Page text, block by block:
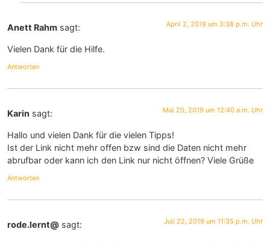
Anett Rahm sagt: April 2, 2019 um 3:38 p.m. Uhr
Vielen Dank für die Hilfe.
Antworten
Karin sagt: Mai 20, 2019 um 12:40 a.m. Uhr
Hallo und vielen Dank für die vielen Tipps!
Ist der Link nicht mehr offen bzw sind die Daten nicht mehr
abrufbar oder kann ich den Link nur nicht öffnen? Viele Grüße
Antworten
rode.lernt@ sagt: Juli 22, 2019 um 11:35 p.m. Uhr